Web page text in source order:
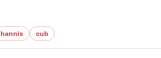
cub